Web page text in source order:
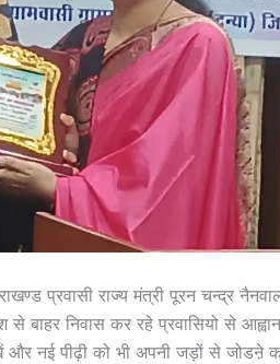
प्रवासी राज्य मंत्री पूरन चन्द्र
से बाहर निवास कर रहे प्रवासियो से
नई पीढ़ी को भी अपनी जड़ों से जोडऩे